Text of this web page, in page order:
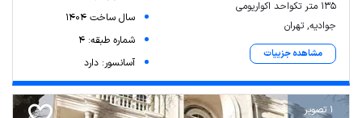
135 متر تکواحد اکواریومی
جوادیه, تهران
مشاهده جزییات
سال ساخت 1404
شماره طبقه: 4
آسانسور: دارد
1 تصویر